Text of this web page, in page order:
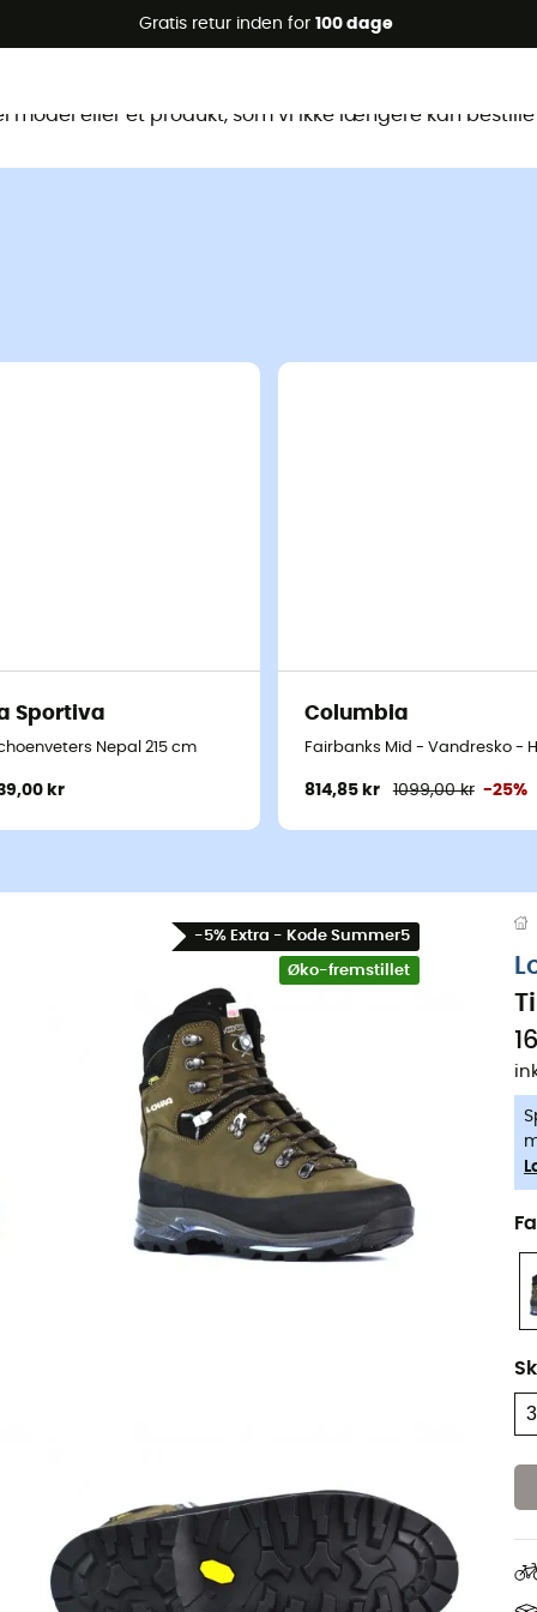
Gratis retur inden for 100 dage
model eller et produkt, som vi ikke længere kan
Sportiva
Nepal 215 cm
kr
Columbia
Fairbanks Mid - Vandresko -
814,85 kr 1099,00 kr -25%
-5% Extra - Kode Summer5
Øko-fremstillet